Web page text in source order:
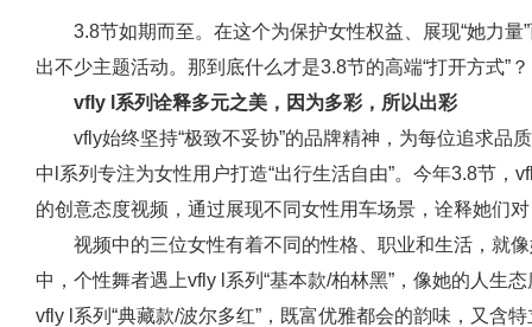
3.8节如期而至。在这个为保护女性权益、展现“她力
出不少主题活动。那到底什么才是3.8节的高端“打开方式”？
vfly l系列诠释多元之美，因为多彩，所以出彩
vfly始终坚持“极致不妥协”的品牌精神，为每位追求品
中l系列专注为女性用户打造“出行生活自由”。今年3.8节，
的创意态度视频，通过展现不同女性用车场景，诠释她们
视频中的三位女性有着不同的性格、职业和生活，就
中，个性舞者遇上vfly l系列“基本款/柏林黑”，像她的人生
vfly l系列“典藏款/波尔多红”，既富优雅都会的韵味，又含